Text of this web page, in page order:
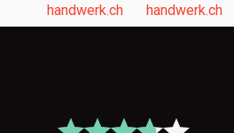
handwerk.ch
handwerk.ch